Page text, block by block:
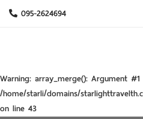
095-2624694
Warning: array_merge(): Argument
/home/starli/domains/
on line 43